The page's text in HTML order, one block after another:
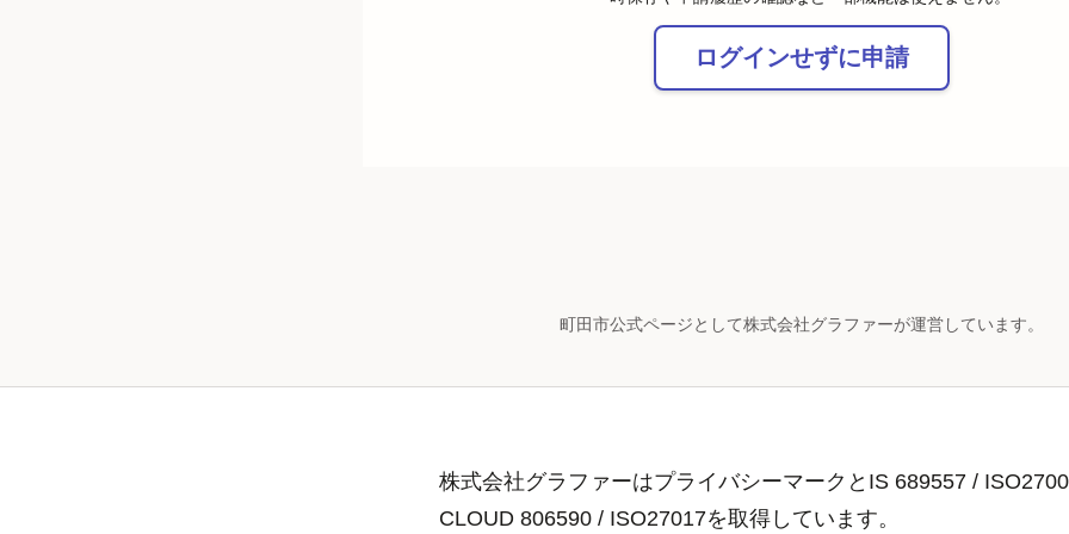
ログインせずに申請
町田市公式ページとして株式会社グラファーが運営しています。
株式会社グラファーはプライバシーマークとIS 689557 /
CLOUD 806590 / ISO27017を取得しています。